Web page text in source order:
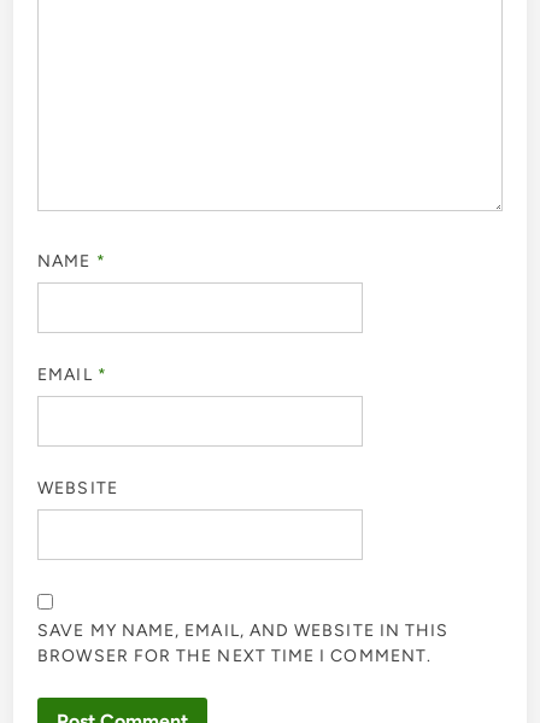
NAME *
EMAIL *
WEBSITE
SAVE MY NAME, EMAIL, AND WEBSITE IN THIS
BROWSER FOR THE NEXT TIME I COMMENT.